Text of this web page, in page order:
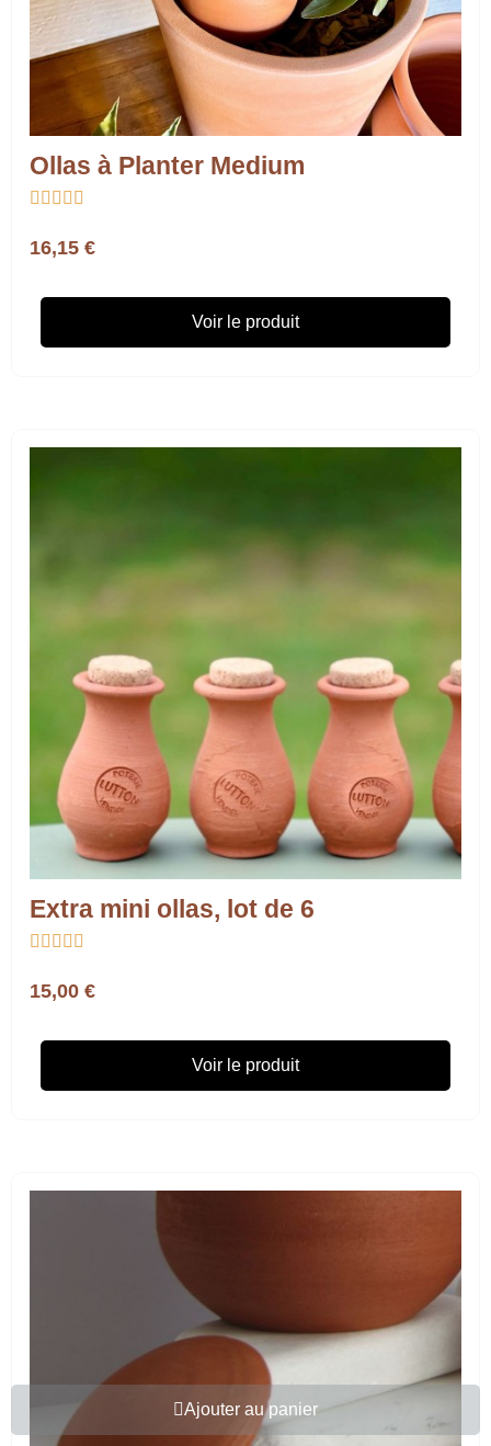
Ajouter au panier
Ollas à Planter Medium
    
16,15 €
Voir le produit
Extra mini ollas, lot de 6
    
15,00 €
Voir le produit